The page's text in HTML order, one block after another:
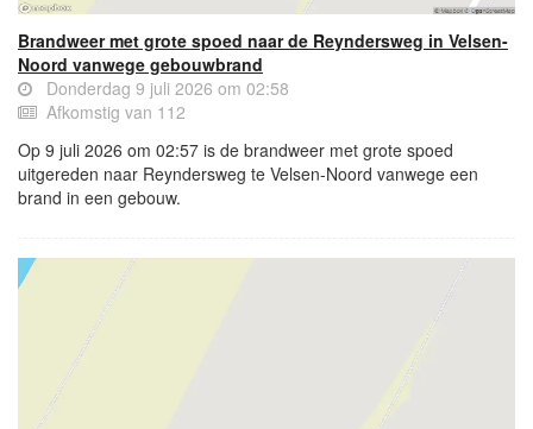
Brandweer met grote spoed naar de Reyndersweg in Velsen-
Noord vanwege gebouwbrand
Donderdag 9 juli 2026 om 02:58
Afkomstig van 112
Op 9 juli 2026 om 02:57 is de brandweer met grote spoed
uitgereden naar Reyndersweg te Velsen-Noord vanwege een
brand in een gebouw.